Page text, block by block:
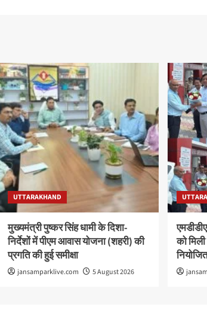
UTTARAKHAND
मुख्यमंत्री पुष्कर सिंह धामी के दिशा-
निर्देशों में पीएम आवास योजना (शहरी) की
प्रगति की हुई समीक्षा
jansamparklive.com 5 August 2026
को